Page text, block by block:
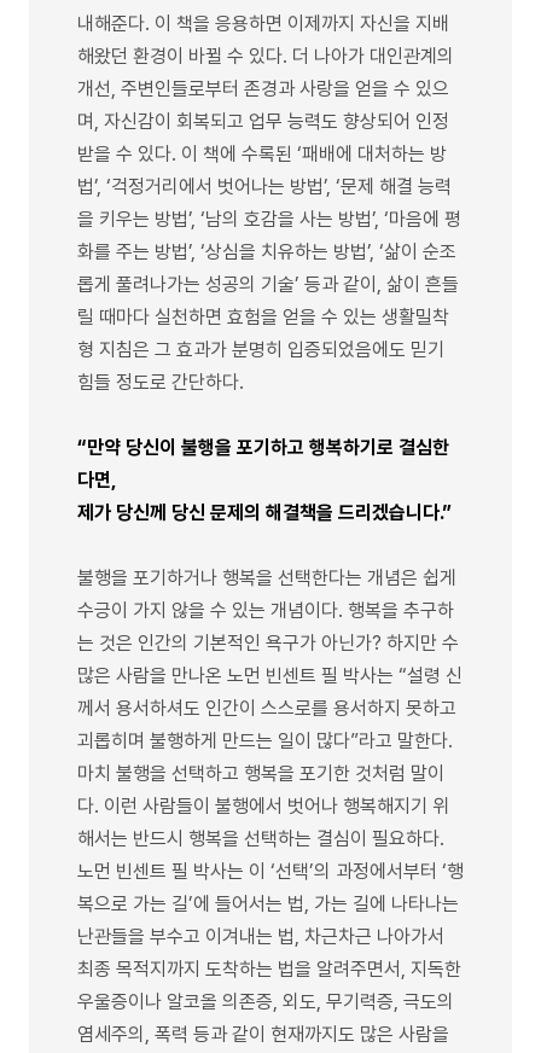
내해준다. 이 책을 응용하면 이제까지 자신을 지배
해왔던 환경이 바뀔 수 있다. 더 나아가 대인관계의
개선, 주변인들로부터 존경과 사랑을 얻을 수 있으
며, 자신감이 회복되고 업무 능력도 향상되어 인정
받을 수 있다. 이 책에 수록된 ‘패배에 대처하는 방
법’, ‘걱정거리에서 벗어나는 방법’, ‘문제 해결 능력
을 키우는 방법’, ‘남의 호감을 사는 방법’, ‘마음에 평
화를 주는 방법’, ‘상심을 치유하는 방법’, ‘삶이 순조
롭게 풀려나가는 성공의 기술’ 등과 같이, 삶이 흔들
릴 때마다 실천하면 효험을 얻을 수 있는 생활밀착
형 지침은 그 효과가 분명히 입증되었음에도 믿기
힘들 정도로 간단하다.
“만약 당신이 불행을 포기하고 행복하기로 결심한
다면,
제가 당신께 당신 문제의 해결책을 드리겠습니다.”
불행을 포기하거나 행복을 선택한다는 개념은 쉽게
수긍이 가지 않을 수 있는 개념이다. 행복을 추구하
는 것은 인간의 기본적인 욕구가 아닌가? 하지만 수
많은 사람을 만나온 노먼 빈센트 필 박사는 “설령 신
께서 용서하셔도 인간이 스스로를 용서하지 못하고
괴롭히며 불행하게 만드는 일이 많다”라고 말한다.
마치 불행을 선택하고 행복을 포기한 것처럼 말이
다. 이런 사람들이 불행에서 벗어나 행복해지기 위
해서는 반드시 행복을 선택하는 결심이 필요하다.
노먼 빈센트 필 박사는 이 ‘선택’의 과정에서부터 ‘행
복으로 가는 길’에 들어서는 법, 가는 길에 나타나는
난관들을 부수고 이겨내는 법, 차근차근 나아가서
최종 목적지까지 도착하는 법을 알려주면서, 지독한
우울증이나 알코올 의존증, 외도, 무기력증, 극도의
염세주의, 폭력 등과 같이 현재까지도 많은 사람을